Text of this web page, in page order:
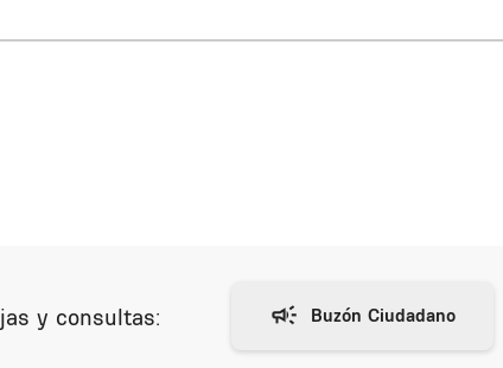
y consultas: